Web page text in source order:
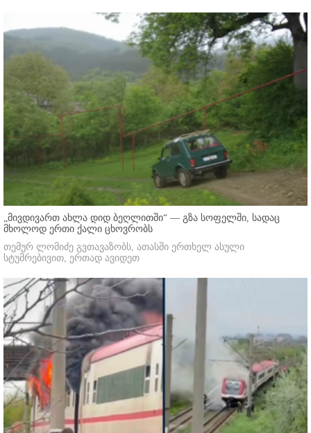
„მივდივართ ახლა დიდ ბეღლითში“ — გზა სოფელში, სადაც
მხოლოდ ერთი ქალი ცხოვრობს
თემურ ლომიძე გვთავაზობს, ათასში ერთხელ ასული
სტუმრებივით, ერთად ავიდეთ